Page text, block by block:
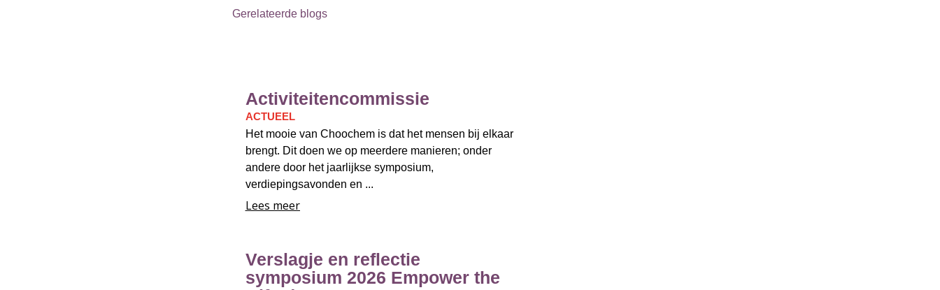
Gerelateerde blogs
ACTUEEL
Activiteitencommissie
Het mooie van Choochem is dat het mensen bij elkaar
brengt. Dit doen we op meerdere manieren; onder
andere door het jaarlijkse symposium,
verdiepingsavonden en ...
Lees meer
Verslagje en reflectie
symposium 2026 Empower the